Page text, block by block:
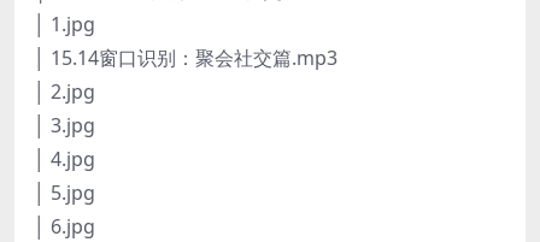
│ 1.jpg
│ 15.14窗口识别：聚会社交篇.mp3
│ 2.jpg
│ 3.jpg
│ 4.jpg
│ 5.jpg
│ 6.jpg